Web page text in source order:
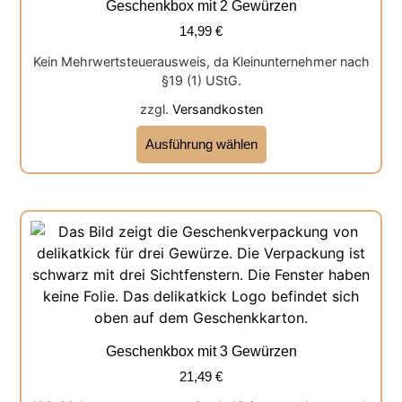
Geschenkbox mit 2 Gewürzen
14,99 €
Kein Mehrwertsteuerausweis, da Kleinunternehmer nach
§19 (1) UStG.
zzgl. Versandkosten
Ausführung wählen
Geschenkbox mit 3 Gewürzen
21,49 €